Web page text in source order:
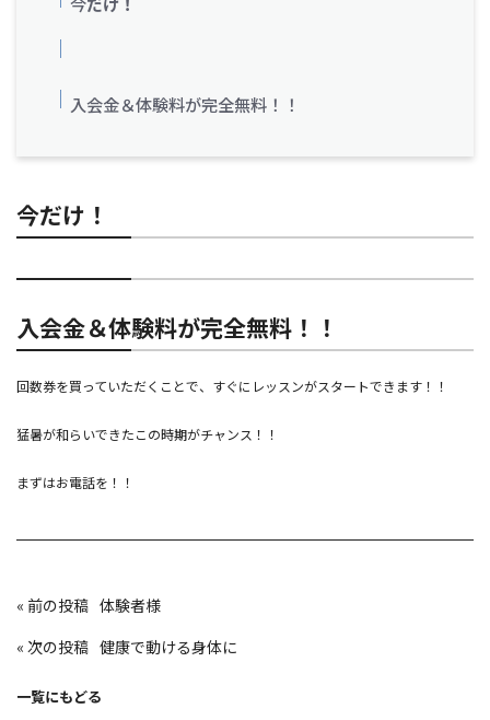
入会金＆体験料が完全無料！！
今だけ！
入会金＆体験料が完全無料！！
回数券を買っていただくことで、すぐにレッスンがスタートできます！！
猛暑が和らいできたこの時期がチャンス！！
まずはお電話を！！
投
稿
ゲ
ョ
«
体験者様
«
健康で動ける身体に
一覧にもどる